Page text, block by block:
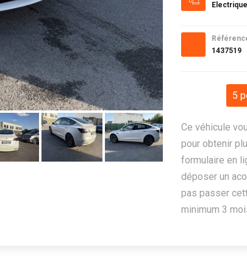
Electrique
1437519
5
Ce véhicule
pour obtenir
formulaire en
déposer un
pas passer
minimum 3